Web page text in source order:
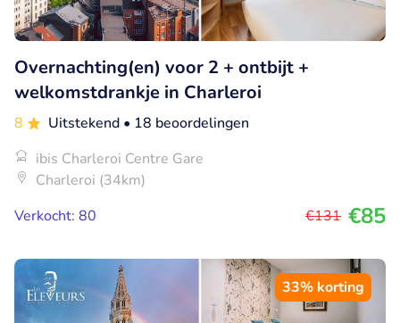
Overnachting(en) voor 2 + ontbijt +
welkomstdrankje in Charleroi
8 Uitstekend • 18 beoordelingen
ibis Charleroi Centre Gare
Charleroi (34km)
Verkocht: 80
€131 €85
33% korting